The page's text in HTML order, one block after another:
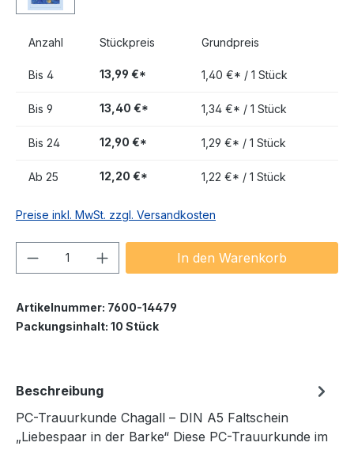
Anzahl Stückpreis Grundpreis
Bis 4 13,99 €* 1,40 €* / 1 Stück
Bis 9 13,40 €* 1,34 €* / 1 Stück
Bis 24 12,90 €* 1,29 €* / 1 Stück
Ab 25 12,20 €* 1,22 €* / 1 Stück
Preise inkl. MwSt. zzgl. Versandkosten
Produkt Anzahl: Gib denIn den Warenkorb
Artikelnummer: 7600-14479
Packungsinhalt: 10 Stück
Beschreibung
PC-Trauurkunde Chagall – DIN A5 Faltschein
„Liebespaar in der Barke“ Diese PC-Trauurkunde im